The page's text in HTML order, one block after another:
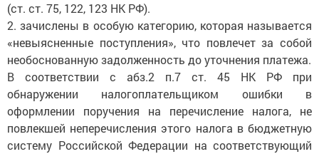
(ст. ст. 75, 122, 123 НК РФ).
2. зачислены в особую категорию, которая называется
«невыясненные поступления», что повлечет за собой
необоснованную задолженность до уточнения платежа.
В соответствии с абз.2 п.7 ст. 45 НК РФ при
обнаружении налогоплательщиком ошибки в
оформлении поручения на перечисление налога, не
повлекшей неперечисления этого налога в бюджетную
систему Российской Федерации на соответствующий